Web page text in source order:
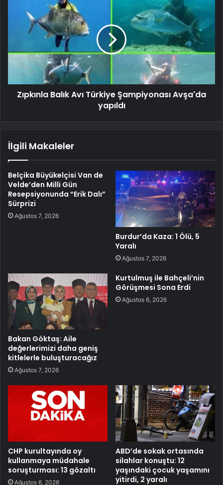
Zıpkınla Balık Avı Türkiye Şampiyonası Avşa'da
yapıldı
İlgili Makaleler
Belçika Büyükelçisi Van de
Velde’den Milli Gün
Resepsiyonunda “Erik Dalı”
Sürprizi
Ağustos 7, 2026
Burdur’da Kaza: 1 Ölü, 5
Yaralı
Ağustos 7, 2026
Bakan Göktaş: Aile
değerlerimizi daha geniş
kitlelerle buluşturacağız
Ağustos 7, 2026
Kurtulmuş ile Bahçeli’nin
Görüşmesi Sona Erdi
Ağustos 6, 2026
CHP kurultayında oy
kullanmaya müdahale
soruşturması: 13 gözaltı
Ağustos 6, 2026
ABD’de sokak ortasında
silahlar konuştu: 12
yaşındaki çocuk yaşamını
yitirdi, 2 yaralı